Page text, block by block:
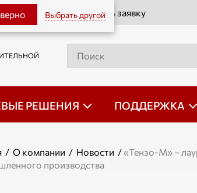
Выбрать другойОставить заявку
РЕШЕНИЯ ПОДДЕРЖКА
/ О компании / Новости / «Тензо-М» –
производства